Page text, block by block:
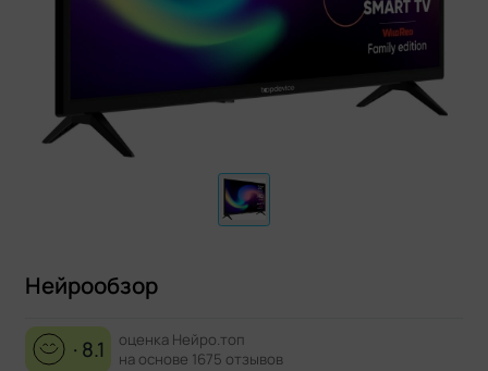
Нейрообзор
· 8.1
оценка Нейро.топ
на основе 1675 отзывов